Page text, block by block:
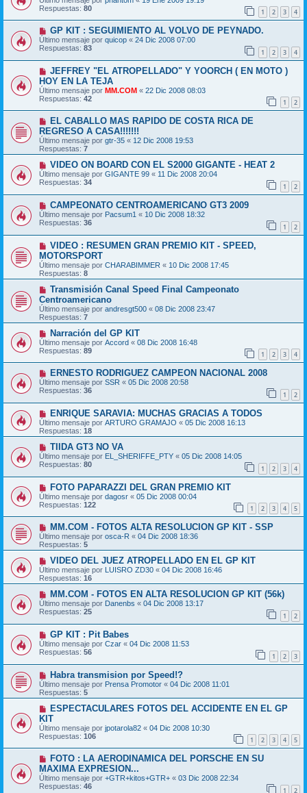
Respuestas: 80 1 2 3 4
GP KIT : SEGUIMIENTO AL VOLVO DE PEYNADO.
Último mensaje por quicop « 24 Dic 2008 07:00
Respuestas: 83 1 2 3 4
JEFFREY "EL ATROPELLADO" Y YOORCH ( EN MOTO )
HOY EN LA TEJA
Último mensaje por MM.COM « 22 Dic 2008 08:03
Respuestas: 42 1 2
EL CABALLO MAS RAPIDO DE COSTA RICA DE
REGRESO A CASA!!!!!!!
Último mensaje por gtr-35 « 12 Dic 2008 19:53
Respuestas: 7
VIDEO ON BOARD CON EL S2000 GIGANTE - HEAT 2
Último mensaje por GIGANTE 99 « 11 Dic 2008 20:04
Respuestas: 34 1 2
CAMPEONATO CENTROAMERICANO GT3 2009
Último mensaje por Pacsum1 « 10 Dic 2008 18:32
Respuestas: 36 1 2
VIDEO : RESUMEN GRAN PREMIO KIT - SPEED,
MOTORSPORT
Último mensaje por CHARABIMMER « 10 Dic 2008 17:45
Respuestas: 8
Transmisión Canal Speed Final Campeonato
Centroamericano
Último mensaje por andresgt500 « 08 Dic 2008 23:47
Respuestas: 7
Narración del GP KIT
Último mensaje por Accord « 08 Dic 2008 16:48
Respuestas: 89 1 2 3 4
ERNESTO RODRIGUEZ CAMPEON NACIONAL 2008
Último mensaje por SSR « 05 Dic 2008 20:58
Respuestas: 36 1 2
ENRIQUE SARAVIA: MUCHAS GRACIAS A TODOS
Último mensaje por ARTURO GRAMAJO « 05 Dic 2008 16:13
Respuestas: 18
TIIDA GT3 NO VA
Último mensaje por EL_SHERIFFE_PTY « 05 Dic 2008 14:05
Respuestas: 80 1 2 3 4
FOTO PAPARAZZI DEL GRAN PREMIO KIT
Último mensaje por dagosr « 05 Dic 2008 00:04
Respuestas: 122 1 2 3 4 5
MM.COM - FOTOS ALTA RESOLUCION GP KIT - SSP
Último mensaje por osca-R « 04 Dic 2008 18:36
Respuestas: 5
VIDEO DEL JUEZ ATROPELLADO EN EL GP KIT
Último mensaje por LUISRO ZD30 « 04 Dic 2008 16:46
Respuestas: 16
MM.COM - FOTOS EN ALTA RESOLUCION GP KIT (56k)
Último mensaje por Danenbs « 04 Dic 2008 13:17
Respuestas: 25 1 2
GP KIT : Pit Babes
Último mensaje por Czar « 04 Dic 2008 11:53
Respuestas: 56 1 2 3
Habra transmision por Speed!?
Último mensaje por Prensa Promotor « 04 Dic 2008 11:01
Respuestas: 5
ESPECTACULARES FOTOS DEL ACCIDENTE EN EL GP
KIT
Último mensaje por jpotarola82 « 04 Dic 2008 10:30
Respuestas: 106 1 2 3 4 5
FOTO : LA AERODINAMICA DEL PORSCHE EN SU
MAXIMA EXPRESION...
Último mensaje por +GTR+kitos+GTR+ « 03 Dic 2008 22:34
Respuestas: 46 1 2